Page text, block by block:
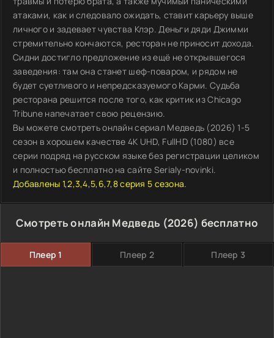
атаками, как и следовало ожидать, ставит карьеру выше
личного и задевает чувства Клэр. Деньги дяди Джимми
стремительно кончаются, ресторан не приносит дохода.
Сидни достигло предложение из ещё не открывшегося
заведения: там она станет шеф-поваром, и рядом не
будет суетливого и непредсказуемого Карми. Судьба
ресторана решится после того, как критик из Chicago
Tribune напечатает свою рецензию.
Вы можете смотреть онлайн сериал Медведь (2026) 1-5
сезон в хорошем качестве 4K UHD, FullHD (1080) все
серии подряд на русском языке без регистрации целиком
и полностью бесплатно на сайте Serialy-novinki.
Добавлены 1,2,3,4,5,6,7,8 серия 5 сезона.
Смотреть онлайн Медведь (2026) бесплатно
Плеер 1 Плеер 2 Плеер 3